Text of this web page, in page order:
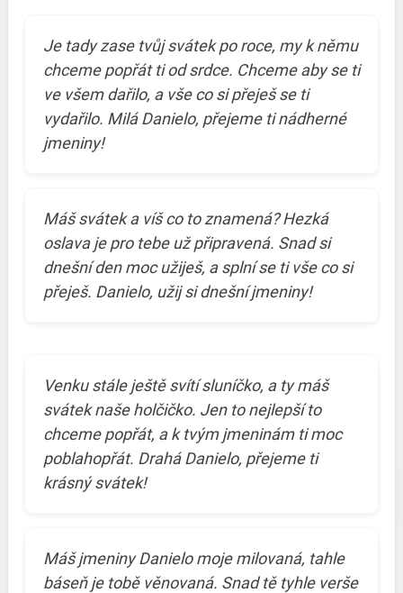
Je tady zase tvůj svátek po roce, my k němu
chceme popřát ti od srdce. Chceme aby se ti
ve všem dařilo, a vše co si přeješ se ti
vydařilo. Milá Danielo, přejeme ti nádherné
jmeniny!
Máš svátek a víš co to znamená? Hezká
oslava je pro tebe už připravená. Snad si
dnešní den moc užiješ, a splní se ti vše co si
přeješ. Danielo, užij si dnešní jmeniny!
Venku stále ještě svítí sluníčko, a ty máš
svátek naše holčičko. Jen to nejlepší to
chceme popřát, a k tvým jmeninám ti moc
poblahopřát. Drahá Danielo, přejeme ti
krásný svátek!
Máš jmeniny Danielo moje milovaná, tahle
báseň je tobě věnovaná. Snad tě tyhle verše